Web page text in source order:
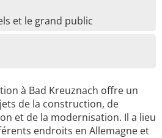
et le grand public
à Bad Kreuznach offre un
de la construction, de
et de la modernisation. Il a lieu
endroits en Allemagne et